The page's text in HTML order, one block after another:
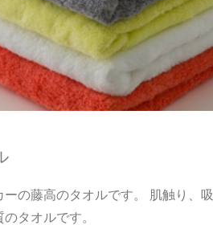
の藤高のタオルです。 肌触り、吸
タオルです。